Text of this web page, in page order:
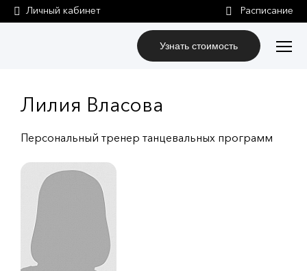
Личный кабинет
Узнать стоимость
Лилия Власова
Персональный тренер танцевальных программ